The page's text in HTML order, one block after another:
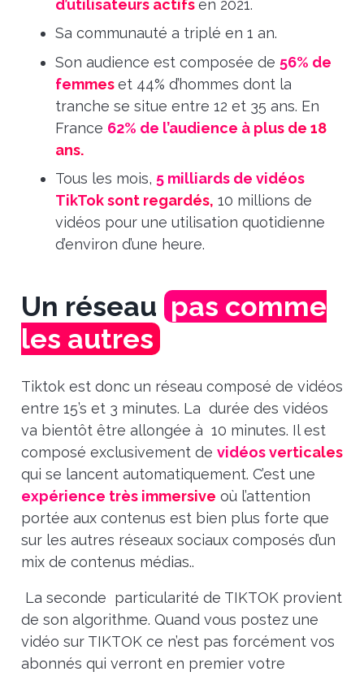
d’utilisateurs actifsen 2021.
Sa communauté a triplé en 1 an.
Son audience est composée de 56% de
femmeset 44% d’hommes dont la
tranche se situe entre 12 et 35 ans. En
France 62% de l’audience à plus de 18
ans.
Tous les mois, 5 milliards de vidéos
TikTok sont regardés, 10 millions de
vidéos pour une utilisation quotidienne
d’environ d’une heure.
Un réseau pas comme
les autres
Tiktok est donc un réseau composé de vidéos
entre 15’s et 3 minutes. La durée des vidéos
va bientôt être allongée à 10 minutes. Il est
composé exclusivement de vidéos verticales
qui se lancent automatiquement. C’est une
expérience très immersive où l’attention
portée aux contenus est bien plus forte que
sur les autres réseaux sociaux composés d’un
mix de contenus médias..
La seconde particularité de TIKTOK provient
de son algorithme. Quand vous postez une
vidéo sur TIKTOK ce n’est pas forcément vos
abonnés qui verront en premier votre